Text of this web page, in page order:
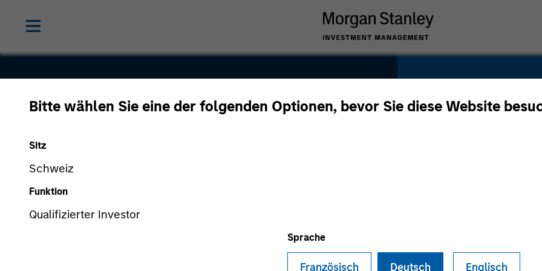
Bitte wählen Sie eine der folgenden Optionen, bevor Sie diese Website
Sitz
Schweiz
Funktion
Qualifizierter Investor
Sprache
Französisch Deutsch Englisch
Technology